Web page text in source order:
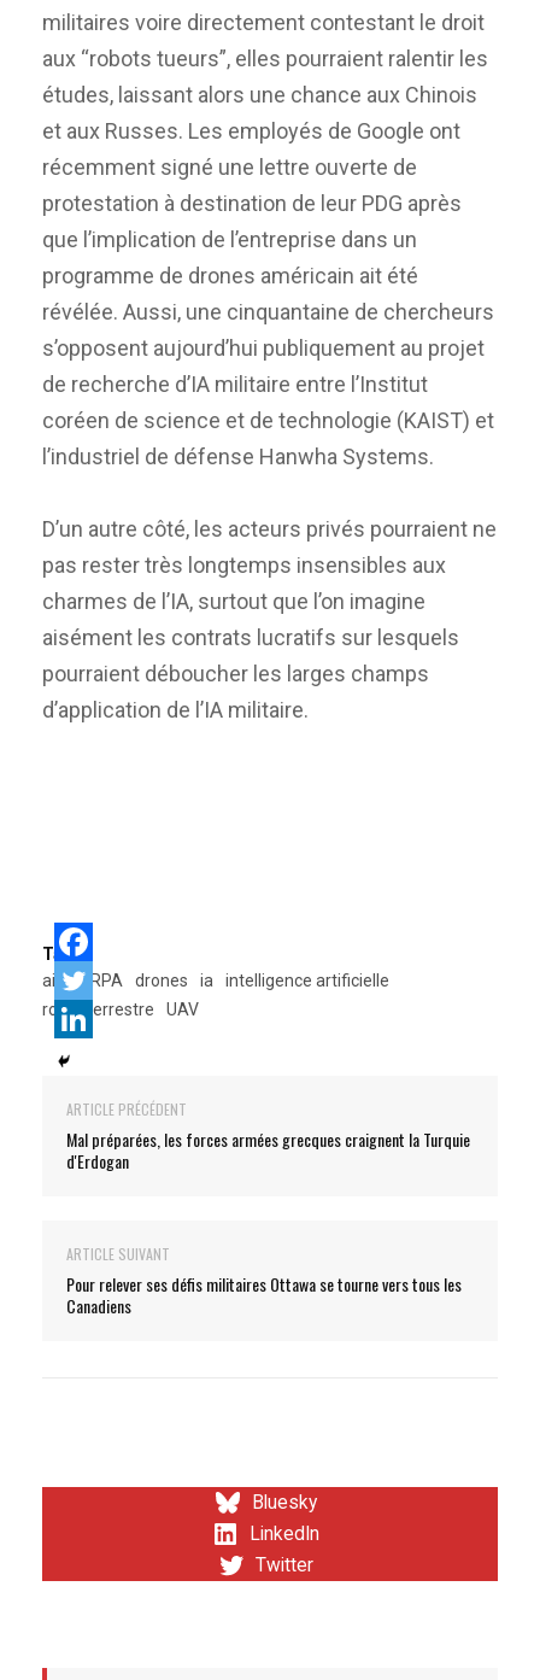
militaires voire directement contestant le droit
aux “robots tueurs”, elles pourraient ralentir les
études, laissant alors une chance aux Chinois
et aux Russes. Les employés de Google ont
récemment signé une lettre ouverte de
protestation à destination de leur PDG après
que l’implication de l’entreprise dans un
programme de drones américain ait été
révélée. Aussi, une cinquantaine de chercheurs
s’opposent aujourd’hui publiquement au projet
de recherche d’IA militaire entre l’Institut
coréen de science et de technologie (KAIST) et
l’industriel de défense Hanwha Systems.
D’un autre côté, les acteurs privés pourraient ne
pas rester très longtemps insensibles aux
charmes de l’IA, surtout que l’on imagine
aisément les contrats lucratifs sur lesquels
pourraient déboucher les larges champs
d’application de l’IA militaire.
Tags:
ai
DARPA drones ia
intelligence artificielle
robot terrestre
UAV
ARTICLE PRÉCÉDENT
Mal préparées, les forces armées grecques craignent la Turquie
d'Erdogan
ARTICLE SUIVANT
Pour relever ses défis militaires Ottawa se tourne vers tous les
Canadiens
Bluesky
LinkedIn
Twitter